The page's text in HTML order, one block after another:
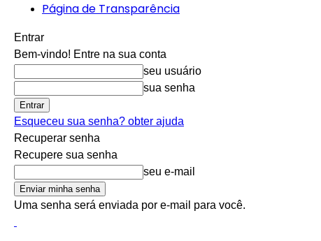
Página de Transparência
Entrar
Bem-vindo! Entre na sua conta
seu usuário
sua senha
Esqueceu sua senha? obter ajuda
Recuperar senha
Recupere sua senha
seu e-mail
Uma senha será enviada por e-mail para você.